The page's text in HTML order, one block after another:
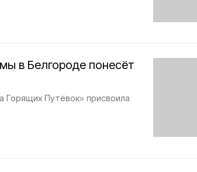
в Белгороде понесёт
Горящих Путёвок» присвоила